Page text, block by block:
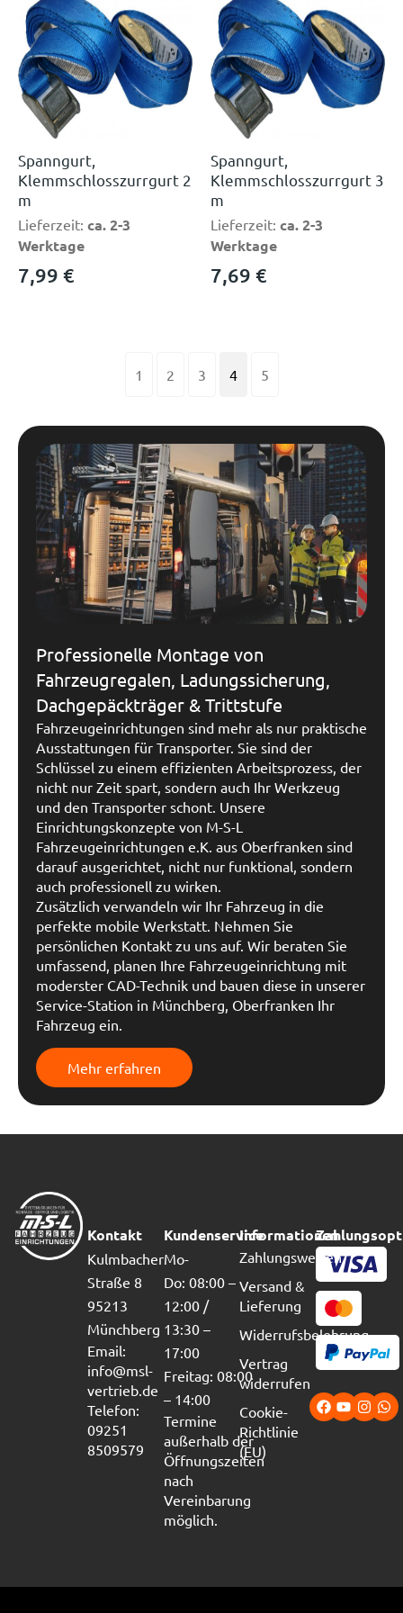
Spanngurt,
Klemmschlosszurrgurt 2
m
Lieferzeit: ca. 2-3
Werktage
7,99 €
Spanngurt,
Klemmschlosszurrgurt 3
m
Lieferzeit: ca. 2-3
Werktage
7,69 €
1 2 3 4 5
Professionelle Montage von
Fahrzeugregalen, Ladungssicherung,
Dachgepäckträger & Trittstufe
Fahrzeugeinrichtungen sind mehr als nur praktische
Ausstattungen für Transporter. Sie sind der
Schlüssel zu einem effizienten Arbeitsprozess, der
nicht nur Zeit spart, sondern auch Ihr Werkzeug
und den Transporter schont. Unsere
Einrichtungskonzepte von M-S-L
Fahrzeugeinrichtungen e.K. aus Oberfranken sind
darauf ausgerichtet, nicht nur funktional, sondern
auch professionell zu wirken.
Zusätzlich verwandeln wir Ihr Fahrzeug in die
perfekte mobile Werkstatt. Nehmen Sie
persönlichen Kontakt zu uns auf. Wir beraten Sie
umfassend, planen Ihre Fahrzeugeinrichtung mit
moderster CAD-Technik und bauen diese in unserer
Service-Station in Münchberg, Oberfranken Ihr
Fahrzeug ein.
Mehr erfahren
Kontakt
Kulmbacher
Straße 8
95213
Münchberg
Email:
info@msl-
vertrieb.de
Telefon:
09251
8509579
Kundenservice
Mo-
Do: 08:00 –
12:00 /
13:30 –
17:00
Freitag: 08:00
– 14:00
Termine
außerhalb der
Öffnungszeiten
nach
Vereinbarung
möglich.
Informationen
Zahlungsweisen
Versand &
Lieferung
Widerrufsbelehrung
Vertrag
widerrufen
Cookie-
Richtlinie
(EU)